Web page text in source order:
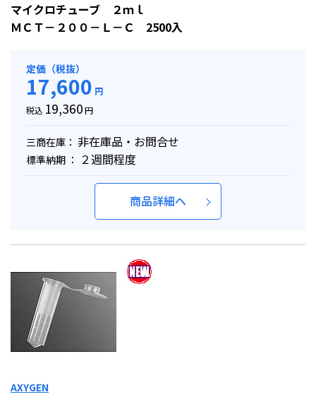
マイクロチューブ ２ｍｌ
ＭＣＴ－２００－Ｌ－Ｃ 2500入
定価（税抜）
17,600 円
税込 19,360円
三商在庫： 非在庫品・お問合せ
標準納期 ： ２週間程度
商品詳細へ
AXYGEN